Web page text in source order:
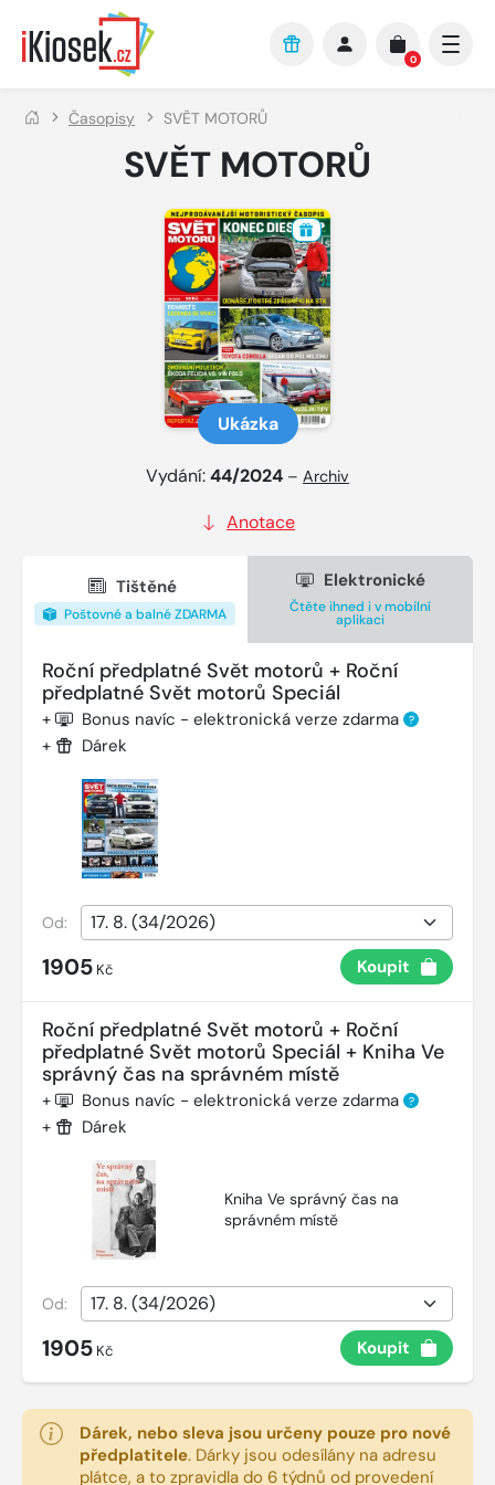
Přejít na hlavní obsah
0
Časopisy SVĚT MOTORŮ
SVĚT MOTORŮ
Ukázka
Vydání:44/2024 – Archiv
Anotace
Tištěné
Poštovné a balné ZDARMA
Elektronické
Čtěte ihned i v mobilní
aplikaci
Roční předplatné Svět motorů + Roční
předplatné Svět motorů Speciál
+ Bonus navíc - elektronická verze zdarma ?
+ Dárek
Od:
1905 Kč Koupit
Roční předplatné Svět motorů + Roční
předplatné Svět motorů Speciál + Kniha Ve
správný čas na správném místě
+ Bonus navíc - elektronická verze zdarma ?
+ Dárek
Kniha Ve správný čas na
správném místě
Od:
1905 Kč Koupit
Dárek, nebo sleva jsou určeny pouze pro nové
předplatitele. Dárky jsou odesílány na adresu
plátce, a to zpravidla do 6 týdnů od provedení